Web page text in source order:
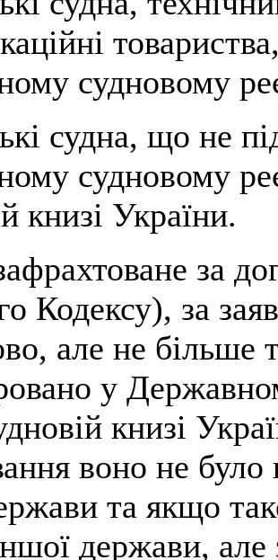
судновому
судна, що не
судновому
книзі України.
за
Кодексу), за
але не більше
у
книзі
воно не було
та якщо
держави,